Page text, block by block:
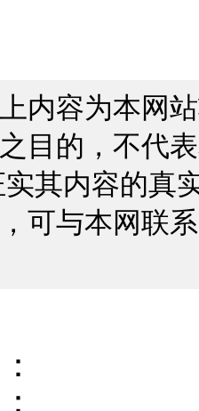
内容为本网
目的，不代
实其内容的真
可与本网联